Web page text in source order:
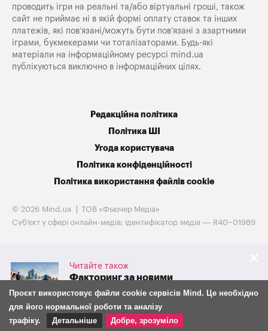
Читайте також
Факторинг за новими
правилами: що з 30 липня
змінилося для бізнесу та
фінансових компаній
проводить ігри на реальні та/або віртуальні гроші, також
сайт не приймає ні в якій формі оплату ставок та інших
платежів, які пов’язані/можуть бути пов’язані з азартними
іграми, букмекерами чи тоталізаторами. Будь-які
матеріали на інформаційному ресурсі mind.ua
публікуються виключно в інформаційних цілях.
Редакційна політика
Політика ШІ
Угода користувача
Політика конфіденційності
Політика використання файлів cookie
© 2026 Mind.ua
ТОВ «Фьючер Медiа»
Cуб'єкт у сфері онлайн-медіа; ідентифікатор медіа — R40−01989
Проєкт використовує файли cookie сервісів Mind. Це необхідно
для його нормальної роботи та аналізу
трафіку.
Детальніше Добре, зрозуміло